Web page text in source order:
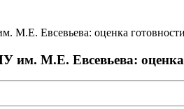
Евсевьева: оценка
М.Е. Евсевьева: оценка